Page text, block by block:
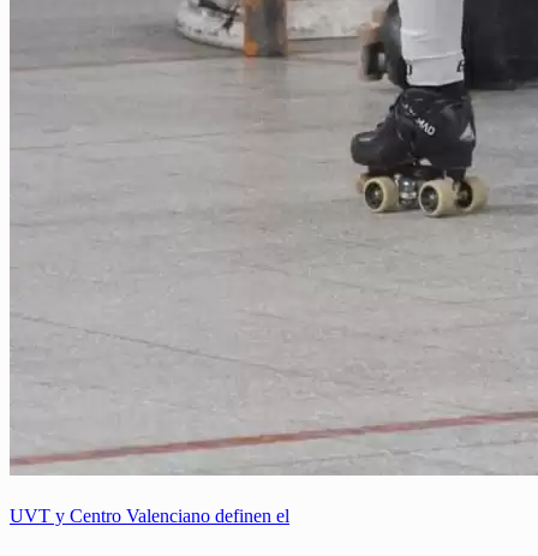
UVT y Centro Valenciano definen el